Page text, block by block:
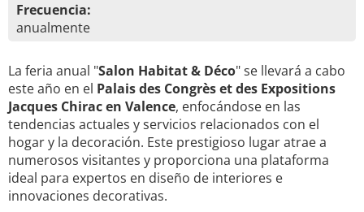
Frecuencia:
anualmente
La feria anual "Salon Habitat & Déco" se llevará a cabo
este año en el Palais des Congrès et des Expositions
Jacques Chirac en Valence, enfocándose en las
tendencias actuales y servicios relacionados con el
hogar y la decoración. Este prestigioso lugar atrae a
numerosos visitantes y proporciona una plataforma
ideal para expertos en diseño de interiores e
innovaciones decorativas.